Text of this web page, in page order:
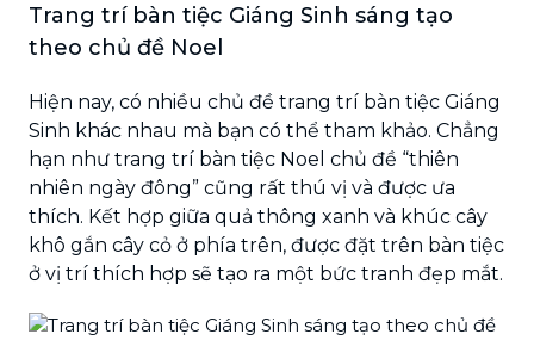
Trang trí bàn tiệc Giáng Sinh sáng tạo
theo chủ đề Noel
Hiện nay, có nhiều chủ đề trang trí bàn tiệc Giáng
Sinh khác nhau mà bạn có thể tham khảo. Chẳng
hạn như trang trí bàn tiệc Noel chủ đề “thiên
nhiên ngày đông” cũng rất thú vị và được ưa
thích. Kết hợp giữa quả thông xanh và khúc cây
khô gắn cây cỏ ở phía trên, được đặt trên bàn tiệc
ở vị trí thích hợp sẽ tạo ra một bức tranh đẹp mắt.